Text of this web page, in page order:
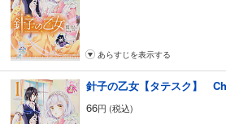
あらすじを表示する
針子の乙女【タテスク】
66円 (税込)